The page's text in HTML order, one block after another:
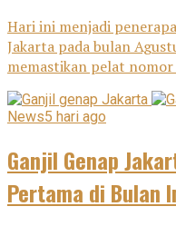
Hari ini menjadi
Jakarta pada bulan
memastikan pelat nomor
News5 hari ago
Ganjil Genap
Pertama di Bulan